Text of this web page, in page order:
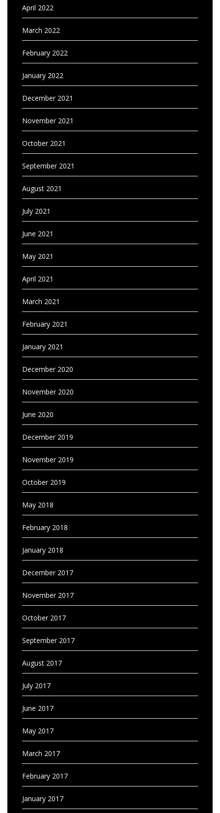
April 2022
March 2022
February 2022
January 2022
December 2021
November 2021
October 2021
September 2021
August 2021
July 2021
June 2021
May 2021
April 2021
March 2021
February 2021
January 2021
December 2020
November 2020
June 2020
December 2019
November 2019
October 2019
May 2018
February 2018
January 2018
December 2017
November 2017
October 2017
September 2017
August 2017
July 2017
June 2017
May 2017
March 2017
February 2017
January 2017